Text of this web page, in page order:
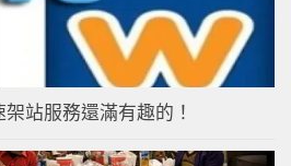
站服務還滿有趣的！